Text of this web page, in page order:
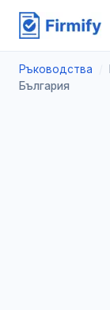
Ръководства
България